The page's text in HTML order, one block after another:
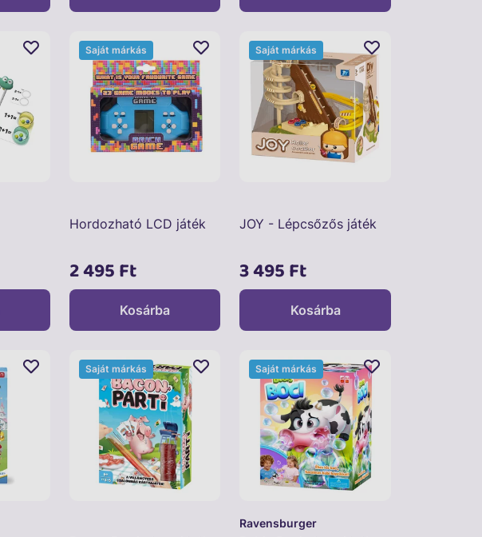
Hordozható LCD játék
2 495 Ft
Saját márkás
Kosárba
JOY - Lépcsőzős játék
3 495 Ft
Saját márkás
Kosárba
Saját márkás
Ravensburger
Saját márkás